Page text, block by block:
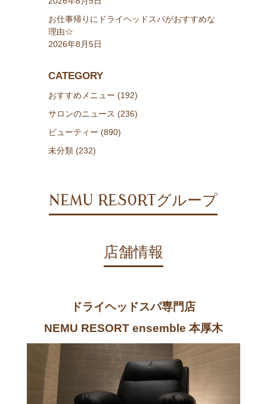
お仕事帰りにドライヘッドスパがおすすめな
理由☆
2026年8月5日
CATEGORY
おすすめメニュー (192)
サロンのニュース (236)
ビューティー (890)
未分類 (232)
NEMU RESORTグループ
店舗情報
ドライヘッドスパ専門店
NEMU RESORT ensemble 本厚木